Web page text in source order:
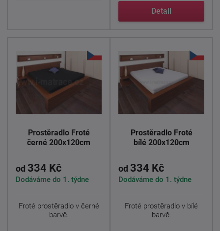
Detail
Prostěradlo Froté
černé 200x120cm
od 334 Kč
Dodáváme do 1. týdne
Froté prostěradlo v černé
barvě.
Prostěradlo Froté
bílé 200x120cm
od 334 Kč
Dodáváme do 1. týdne
Froté prostěradlo v bílé
barvě.